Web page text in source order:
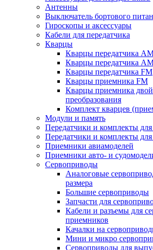
Антенны
Выключатель бортового
Гироскопы и аксессуары
Кабели для передатчика
Кварцы
Кварцы передатчика
Кварцы передатчика
Кварцы передатчика FM
Кварцы приемника FM
Кварцы приемника
преобразования
Комплект кварцев
Модули и память
Передатчики и комплекты
Передатчики и комплекты
Приемники авиамоделей
Приемники авто- и
Сервоприводы
Аналоговые
размера
Большие сервоприводы
Запчасти для
Кабели и разъемы для
приемников
Качалки на
Мини и микро
Сервоприводы для